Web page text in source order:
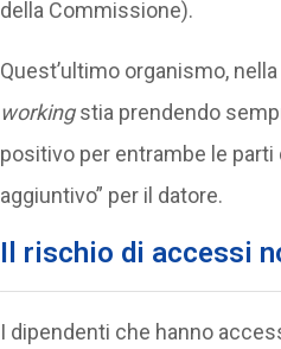
della Commissione).
Quest’ultimo organismo,
workingstia prendendo
positivo per entrambe le parti
aggiuntivo” per il datore.
Il rischio di accessi
I dipendenti che hanno